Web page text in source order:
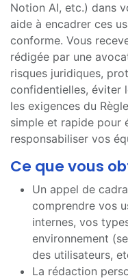
Notion AI, etc.) dans
aide à encadrer ces
conforme. Vous
rédigée par une
risques juridiques,
confidentielles, éviter
les exigences du
simple et rapide pour
responsabiliser vos
Ce que vous
Un appel de
comprendre vos
internes, vos
environnement
des utilisateurs,
La rédaction